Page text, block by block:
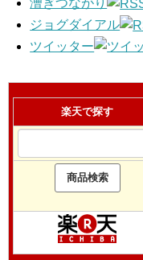
漕ぎつながり
ジョグダイアル
ツイッター
楽天で探す